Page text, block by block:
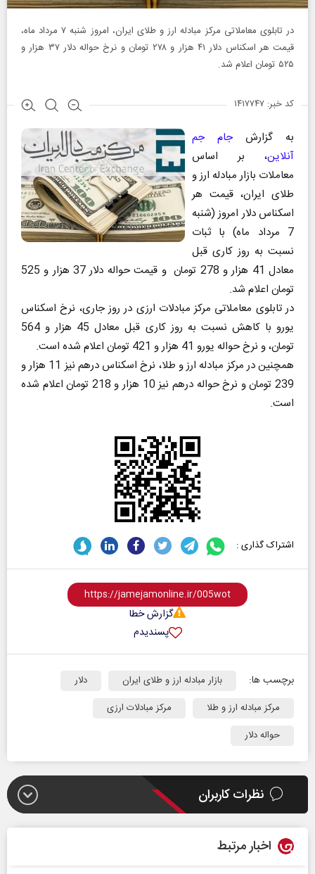
در تابلوی معاملاتی مرکز مبادله ارز و طلای ایران، امروز شنبه ۷ مرداد ماه،
قیمت هر اسکناس دلار ۴۱ هزار و ۲۷۸ تومان و نرخ حواله دلار ۳۷ هزار و
۵۲۵ تومان اعلام شد.
کد خبر: ۱۴۱۷۷۴۷
به گزارشجام جم
آنلاین، بر اساس
معاملات بازار مبادله ارز و
طلای ایران، قیمت هر
اسکناس دلار امروز (شنبه
7 مرداد ماه) با ثبات
نسبت به روز کاری قبل
معادل 41 هزار و 278 تومان و قیمت حواله دلار 37 هزار و 525
تومان اعلام شد.
در تابلوی معاملاتی مرکز مبادلات ارزی در روز جاری، نرخ اسکناس
یورو با کاهش نسبت به روز کاری قبل معادل 45 هزار و 564
تومان، و نرخ حواله یورو 41 هزار و 421 تومان اعلام شده است.
همچنین در مرکز مبادله ارز و طلا، نرخ اسکناس درهم نیز 11 هزار و
239 تومان و نرخ حواله درهم نیز 10 هزار و 218 تومان اعلام شده
است.
اشتراک گذاری :
گزارش خطا
پسندیدم
برچسب ها: بازار مبادله ارز و طلای ایران
دلار
مرکز مبادله ارز و طلا
مرکز مبادلات ارزی
حواله دلار
نظرات کاربران
اخبار مرتبط